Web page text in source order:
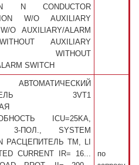
N CONDUCTOR
W/O AUXILIARY
O AUXILIARY/ALARM
AUXILIARY
WITHOUT
SWITCH
АВТОМАТИЧЕСКИЙ
3VT1
ICU=25KA,
3-ПОЛ., SYSTEM
РАСЦЕПИТЕЛЬ TM, LI
CURRENT IR= 16...
по